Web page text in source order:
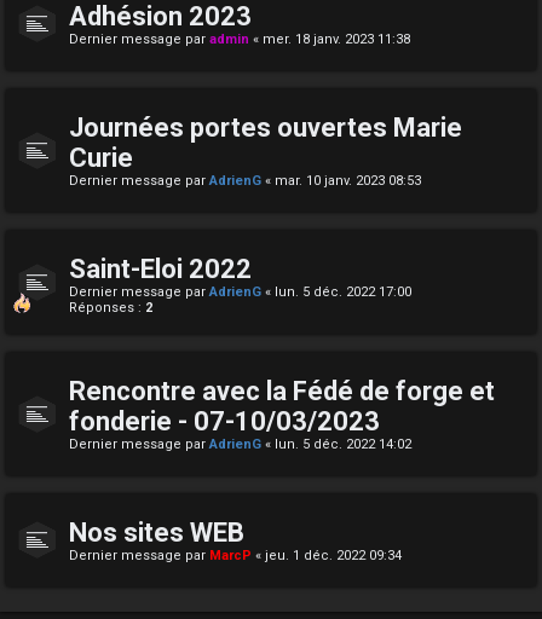
Adhésion 2023
Dernier message par admin « mer. 18 janv. 2023 11:38
Journées portes ouvertes Marie
Curie
Dernier message parAdrienG « mar. 10 janv. 2023 08:53
Saint-Eloi 2022
Dernier message parAdrienG « lun. 5 déc. 2022 17:00
Réponses : 2
Rencontre avec la Fédé de forge et
fonderie - 07-10/03/2023
Dernier message parAdrienG « lun. 5 déc. 2022 14:02
Nos sites WEB
Dernier message par MarcP « jeu. 1 déc. 2022 09:34